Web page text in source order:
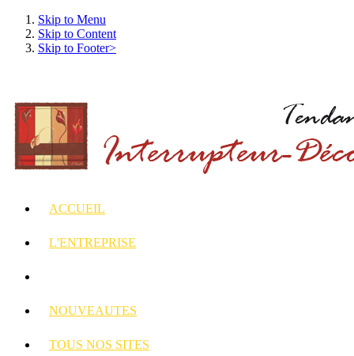
Skip to Menu
Skip to Content
Skip to Footer>
ACCUEIL
L'ENTREPRISE
NOUVEAUTES
TOUS NOS SITES